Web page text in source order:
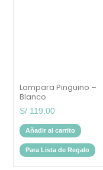
Lampara Pinguino –
Blanco
S/ 119.00
Añadir al carrito
Para Lista de Regalo